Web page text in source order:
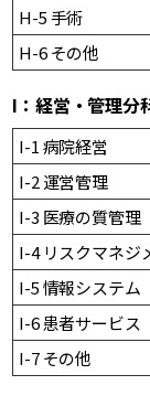
H-5 手術
H-6 その他
I：経営・管理分
I-1 病院経営
I-2 運営管理
I-3 医療の質管理
I-4 リスクマネジ
I-5 情報システム
I-6 患者サービス
I-7 その他